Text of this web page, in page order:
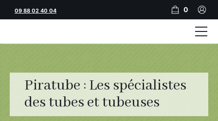
Piratube : Les spécialistes
des tubes et tubeuses
09 88 02 40 04 0
Tubes
Feuilles
Filtres